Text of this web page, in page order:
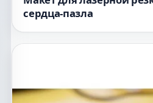
сердца-пазла